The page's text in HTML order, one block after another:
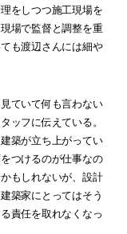
をしつつ施工現場を
場で監督と調整を重
も渡辺さんには細や
ていて何も言わない
ッフに伝えている。
築が立ち上がってい
つけるのが仕事なの
もしれないが、設計
築家にとってはそう
責任を取れなくなっ